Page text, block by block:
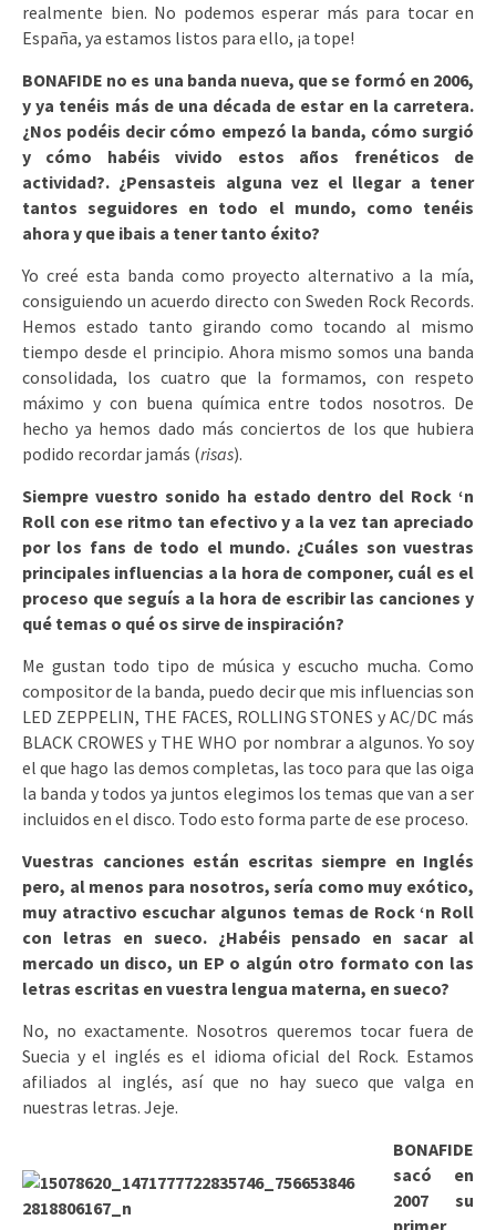
realmente bien. No podemos esperar más para tocar en
España, ya estamos listos para ello, ¡a tope!
BONAFIDE no es una banda nueva, que se formó en 2006,
y ya tenéis más de una década de estar en la carretera.
¿Nos podéis decir cómo empezó la banda, cómo surgió
y cómo habéis vivido estos años frenéticos de
actividad?. ¿Pensasteis alguna vez el llegar a tener
tantos seguidores en todo el mundo, como tenéis
ahora y que ibais a tener tanto éxito?
Yo creé esta banda como proyecto alternativo a la mía,
consiguiendo un acuerdo directo con Sweden Rock Records.
Hemos estado tanto girando como tocando al mismo
tiempo desde el principio. Ahora mismo somos una banda
consolidada, los cuatro que la formamos, con respeto
máximo y con buena química entre todos nosotros. De
hecho ya hemos dado más conciertos de los que hubiera
podido recordar jamás (risas).
Siempre vuestro sonido ha estado dentro del Rock ‘n
Roll con ese ritmo tan efectivo y a la vez tan apreciado
por los fans de todo el mundo. ¿Cuáles son vuestras
principales influencias a la hora de componer, cuál es el
proceso que seguís a la hora de escribir las canciones y
qué temas o qué os sirve de inspiración?
Me gustan todo tipo de música y escucho mucha. Como
compositor de la banda, puedo decir que mis influencias son
LED ZEPPELIN, THE FACES, ROLLING STONES y AC/DC más
BLACK CROWES y THE WHO por nombrar a algunos. Yo soy
el que hago las demos completas, las toco para que las oiga
la banda y todos ya juntos elegimos los temas que van a ser
incluidos en el disco. Todo esto forma parte de ese proceso.
Vuestras canciones están escritas siempre en Inglés
pero, al menos para nosotros, sería como muy exótico,
muy atractivo escuchar algunos temas de Rock ‘n Roll
con letras en sueco. ¿Habéis pensado en sacar al
mercado un disco, un EP o algún otro formato con las
letras escritas en vuestra lengua materna, en sueco?
No, no exactamente. Nosotros queremos tocar fuera de
Suecia y el inglés es el idioma oficial del Rock. Estamos
afiliados al inglés, así que no hay sueco que valga en
nuestras letras. Jeje.
BONAFIDE
sacó en
2007 su
primer